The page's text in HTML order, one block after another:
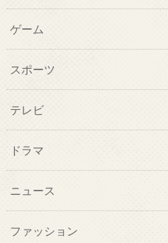
ゲーム
スポーツ
テレビ
ドラマ
ニュース
ファッション